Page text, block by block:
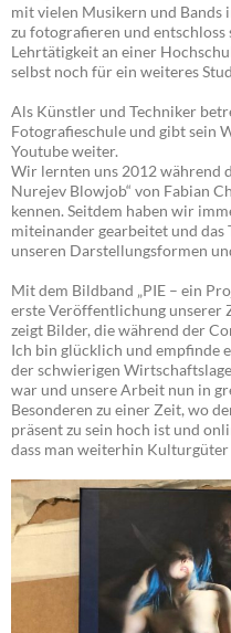
mit vielen Musikern und Bands
zu fotografieren und
Lehrtätigkeit an einer
selbst noch für ein weiteres
Als Künstler und Techniker
Fotografieschule und gibt sein
Youtube weiter.
Wir lernten uns 2012 während
Nurejev Blowjob“ von Fabian
kennen. Seitdem haben wir
miteinander gearbeitet und das
unseren Darstellungsformen
Mit dem Bildband „PIE – ein
erste Veröffentlichung unserer
zeigt Bilder, die während der
Ich bin glücklich und empfinde
der schwierigen
war und unsere Arbeit nun in
Besonderen zu einer Zeit, wo
präsent zu sein hoch ist und
dass man weiterhin